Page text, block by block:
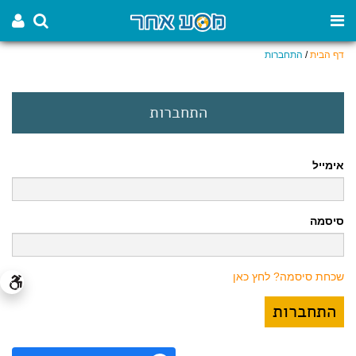
דף הבית/ התחברות
התחברות
אימייל
סיסמה
שכחת סיסמה? לחץ כאן